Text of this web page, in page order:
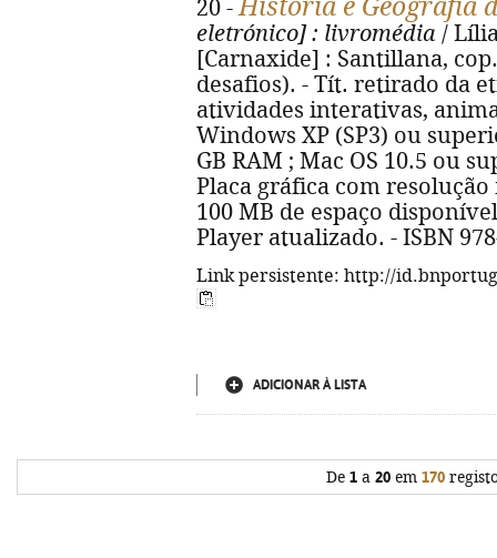
20 -História e Geografia
eletrónico]: livromédia /
[Carnaxide] : Santillana,
desafios). - Tít. retirado da
atividades interativas,
Windows XP (SP3) ou
GB RAM ; Mac OS 10.5 ou
Placa gráfica com
100 MB de espaço
Player atualizado. - ISBN
Link persistente: http://
ADICIONAR À LISTA
De 1 a 20 em 170